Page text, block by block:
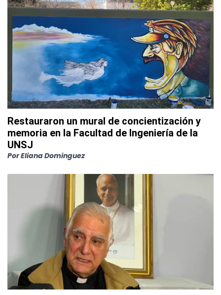
Restauraron un mural de concientización y
memoria en la Facultad de Ingeniería de la
UNSJ
PorEliana Dominguez